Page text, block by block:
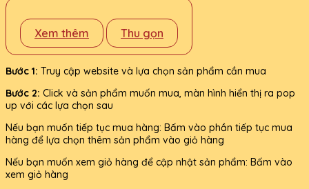
Xem thêm Thu gọn
Bước 1: Truy cập website và lựa chọn sản phẩm cần mua
Bước 2: Click và sản phẩm muốn mua, màn hình hiển thị ra pop
up với các lựa chọn sau
Nếu bạn muốn tiếp tục mua hàng: Bấm vào phần tiếp tục mua
hàng để lựa chọn thêm sản phẩm vào giỏ hàng
Nếu bạn muốn xem giỏ hàng để cập nhật sản phẩm: Bấm vào
xem giỏ hàng